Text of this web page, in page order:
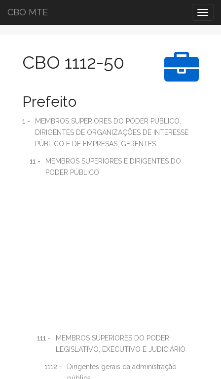
CBO MTE
CBO 1112-50
Prefeito
1 -
MEMBROS SUPERIORES DO PODER PÚBLICO,
DIRIGENTES DE ORGANIZAÇÕES DE INTERESSE
PÚBLICO E DE EMPRESAS, GERENTES
11 -
MEMBROS SUPERIORES E DIRIGENTES DO
PODER PÚBLICO
111 -
MEMBROS SUPERIORES DO PODER
LEGISLATIVO, EXECUTIVO E JUDICIÁRIO
1112 -
Dirigentes gerais da administração